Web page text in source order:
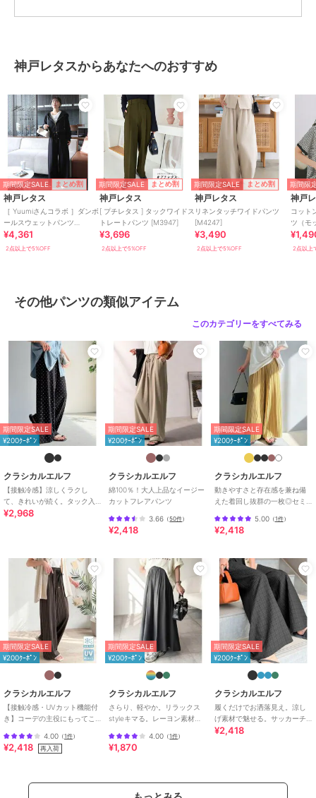
ミント
素材
表地） ポリエステル80%/綿20%
裏地） ポリエステル100%
商品のお取り扱い方法
綿・コットン素材/
ポリエステル
素材/ 無地 ワイド・バギー/
フレア・ブーツカット / ライフス
タイル/カジュアル
その他パンツ
フレア・ブーツカット
タイル
カジュアル
神戸レタスからあなたへのおすすめ
期間限定SALE まとめ割
神戸レタス
［ Yuumiさんコラボ ］ダンボ
ールスウェットパンツ
[M4099]
¥4,361
2点以上で5%OFF
期間限定SALE まとめ割
神戸レタス
[ プチレタス ] タックワイドス
トレートパンツ [M3947]
¥3,696
2点以上で5%OFF
期間限定SALE まとめ割
神戸レタス
リネンタッチワイドパンツ
[M4247]
¥3,490
2点以上で5%OFF
期間限
神戸
コット
ツ（モ
ック）
2点以上
その他パンツの類似アイテム
このカテゴリーをすべてみる
期間限定SALE
¥200ｸｰﾎﾟﾝ
クラシカルエルフ
【接触冷感】涼しくラクし
て、きれいが続く。タック入
り総柄ワイドイージーパンツ
¥2,968
期間限定SALE
¥200ｸｰﾎﾟﾝ
クラシカルエルフ
綿100％！大人上品なイージー
カットフレアパンツ
3.66 （50件）
¥2,418
期間限定SALE
¥200ｸｰﾎﾟﾝ
クラシカルエルフ
動きやすさと存在感を兼ね備
えた着回し抜群の一枚◎セミ
5.00（1件）
¥2,418
期間限定SALE
¥200ｸｰﾎﾟﾝ
クラシカルエルフ
【接触冷感・UVカット機能付
き】コーデの主役にもってこ
イージーパンツ
4.00 （1件）
¥2,418 再入荷
期間限定SALE
¥200ｸｰﾎﾟﾝ
クラシカルエルフ
さらり、軽やか。リラックス
styleキマる。レーヨン素材ウ
ットワイドパンツ
4.00 （1件）
¥1,870
期間限定SALE
¥200ｸｰﾎﾟﾝ
クラシカルエルフ
履くだけでお洒落見え。涼し
げ素材で魅せる。サッカーチ
ェックタックワイドパンツ
¥2,418